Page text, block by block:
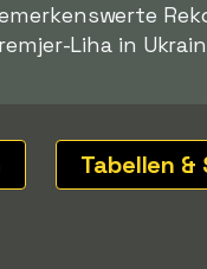
Liha in
Tabellen &